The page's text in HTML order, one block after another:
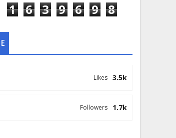
1 6 3 9 6 9 8
3.5k
Likes
1.7k
Followers